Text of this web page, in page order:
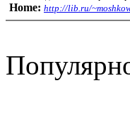
Home: http://lib.ru/